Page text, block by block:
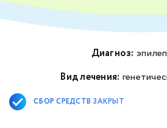
Диагноз:
Вид лечения:
СБОР СРЕДСТВ ЗАКРЫТ